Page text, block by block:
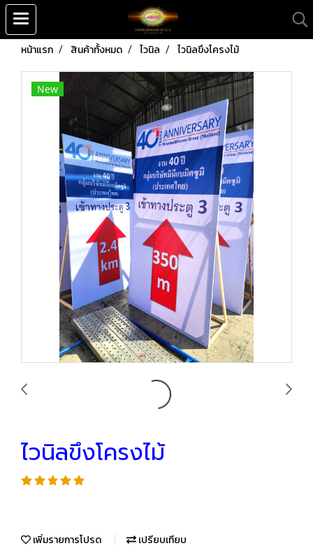
หน้าแรก สินค้าทั้งหมด ไวนิล ไวนิลขึงโครงไม้
New
ไวนิลขึงโครงไม้
เพิ่มรายการโปรด เปรียบเทียบ